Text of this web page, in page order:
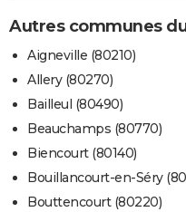
Autres communes
Aigneville (80210)
Allery (80270)
Bailleul (80490)
Beauchamps (80770)
Biencourt (80140)
Bouillancourt-en-Séry
Bouttencourt (80220)